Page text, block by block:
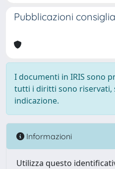
Pubblicazioni
I documenti in IRIS sono
tutti i diritti sono riservati,
indicazione.
Informazioni
Utilizza questo